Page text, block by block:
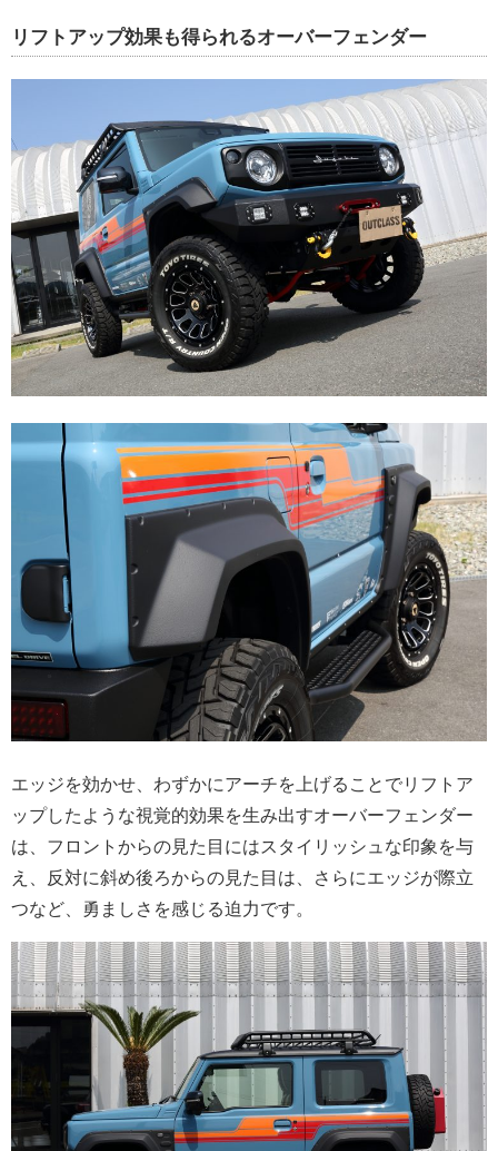
リフトアップ効果も得られるオーバーフェンダー
エッジを効かせ、わずかにアーチを上げることでリフトア
ップしたような視覚的効果を生み出すオーバーフェンダー
は、フロントからの見た目にはスタイリッシュな印象を与
え、反対に斜め後ろからの見た目は、さらにエッジが際立
つなど、勇ましさを感じる迫力です。